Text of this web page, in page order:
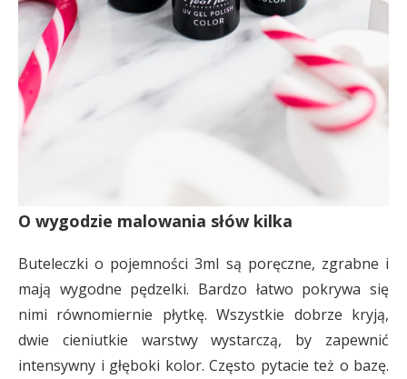
O wygodzie malowania słów kilka
Buteleczki o pojemności 3ml są poręczne, zgrabne i
mają wygodne pędzelki. Bardzo łatwo pokrywa się
nimi równomiernie płytkę. Wszystkie dobrze kryją,
dwie cieniutkie warstwy wystarczą, by zapewnić
intensywny i głęboki kolor. Często pytacie też o bazę.